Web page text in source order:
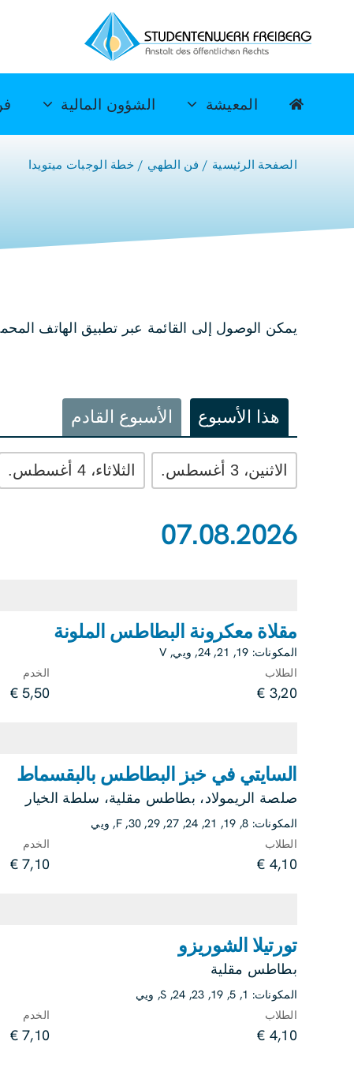
المعيشة الشؤون المالية
الصفحة الرئيسية فن الطهي خطة الوجبات ميتويدا
يمكن الوصول إلى القائمة عبر تطبيق الهاتف
هذا الأسبوع الأسبوع القادم
الاثنين، 3 أغسطس. الثلاثاء، 4 أغسطس.
07.08.2026
مقلاة معكرونة البطاطس الملونة
المكونات: 19
,
21
,
24
, ويي,
V
الطلاب
3,20 €
الخدم
5,50 €
السايتي في خبز البطاطس بالبقسماط
صلصة الريمولاد، بطاطس مقلية، سلطة الخيار
المكونات: 8
,
19
,
21
,
24
,
27
,
29
,
30
,
F
, ويي
الطلاب
4,10 €
الخدم
7,10 €
تورتيلا الشوريزو
بطاطس مقلية
المكونات: 1
,
5
,
19
,
23
,
24
,
S
, ويي
الطلاب
4,10 €
الخدم
7,10 €